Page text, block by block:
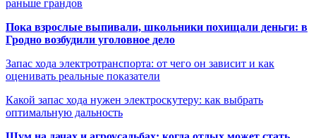
раньше грандов
Пока взрослые выпивали, школьники похищали деньги: в
Гродно возбудили уголовное дело
Запас хода электротранспорта: от чего он зависит и как
оценивать реальные показатели
Какой запас хода нужен электроскутеру: как выбрать
оптимальную дальность